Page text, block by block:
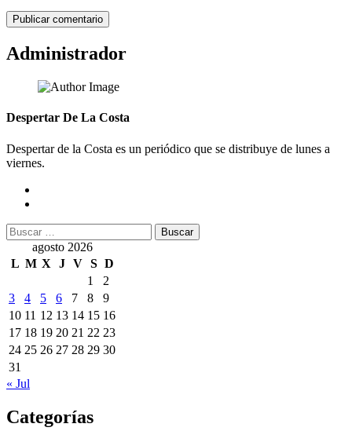
Administrador
Despertar De La Costa
Despertar de la Costa es un periódico que se distribuye de lunes a
viernes.
Buscar:
agosto 2026
L M X J V S D
1
2
3
4 5 6 7 8
9
10 11 12 13 14 15 16
17 18 19 20 21 22 23
24 25 26 27 28 29 30
31
« Jul
Categorías